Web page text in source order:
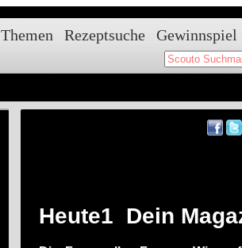
Themen Rezeptsuche Gewinnspiel
Heute1 Dein